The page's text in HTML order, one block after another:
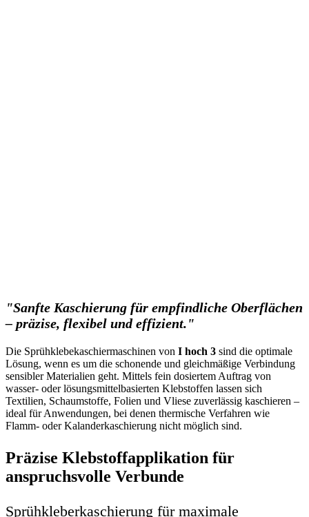
"Sanfte Kaschierung für empfindliche Oberflächen
– präzise, flexibel und effizient."
Die Sprühklebekaschiermaschinen von I hoch 3 sind die optimale
Lösung, wenn es um die schonende und gleichmäßige Verbindung
sensibler Materialien geht. Mittels fein dosiertem Auftrag von
wasser- oder lösungsmittelbasierten Klebstoffen lassen sich
Textilien, Schaumstoffe, Folien und Vliese zuverlässig kaschieren –
ideal für Anwendungen, bei denen thermische Verfahren wie
Flamm- oder Kalanderkaschierung nicht möglich sind.
Präzise Klebstoffapplikation für
anspruchsvolle Verbunde
Sprühkleberkaschierung für maximale